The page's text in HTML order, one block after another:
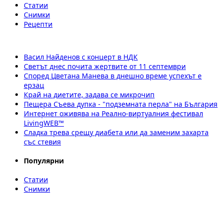
Статии
Снимки
Рецепти
Васил Найденов с концерт в НДК
Светът днес почита жертвите от 11 септември
Според Цветана Манева в днешно време успехът е
ерзац
Край на диетите, задава се микрочип
Пещера Съева дупка - "подземната перла" на България
Интернет оживява на Реално-виртуалния фестивал
LivingWEB™
Сладка трева срещу диабета или да заменим захарта
със стевия
Популярни
Статии
Снимки